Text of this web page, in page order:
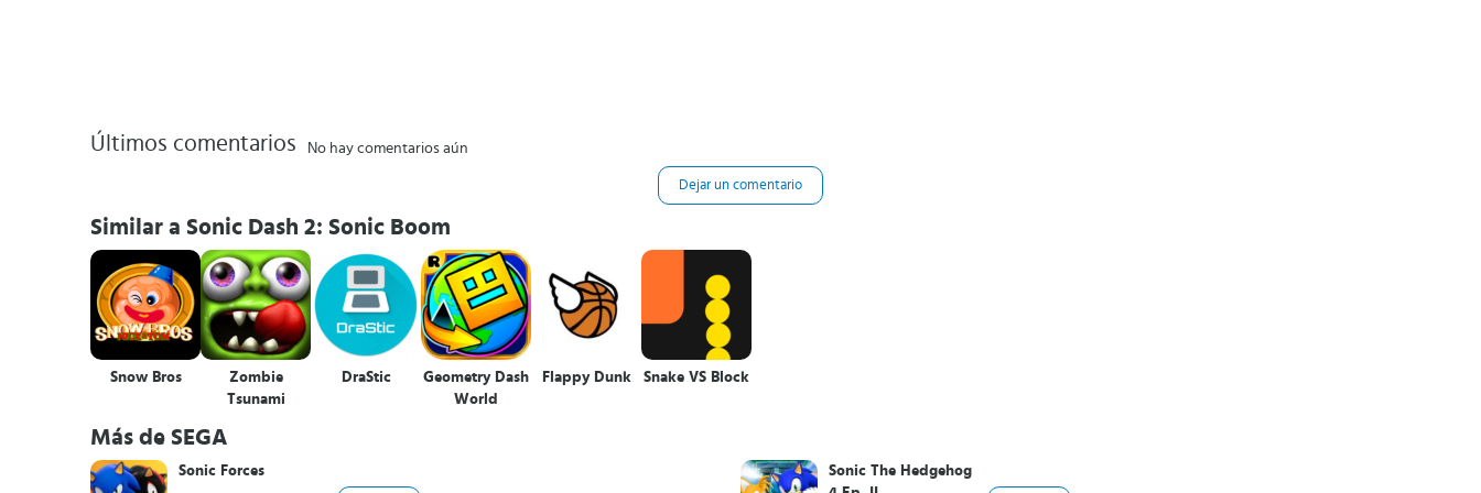
Últimos comentarios No hay comentarios aún
Dejar un comentario
Similar a Sonic Dash 2: Sonic Boom
Snow Bros
Zombie
Tsunami
DraStic
Geometry Dash
World
Flappy Dunk Snake VS Block
Más de SEGA
Sonic Forces
Sonic The Hedgehog